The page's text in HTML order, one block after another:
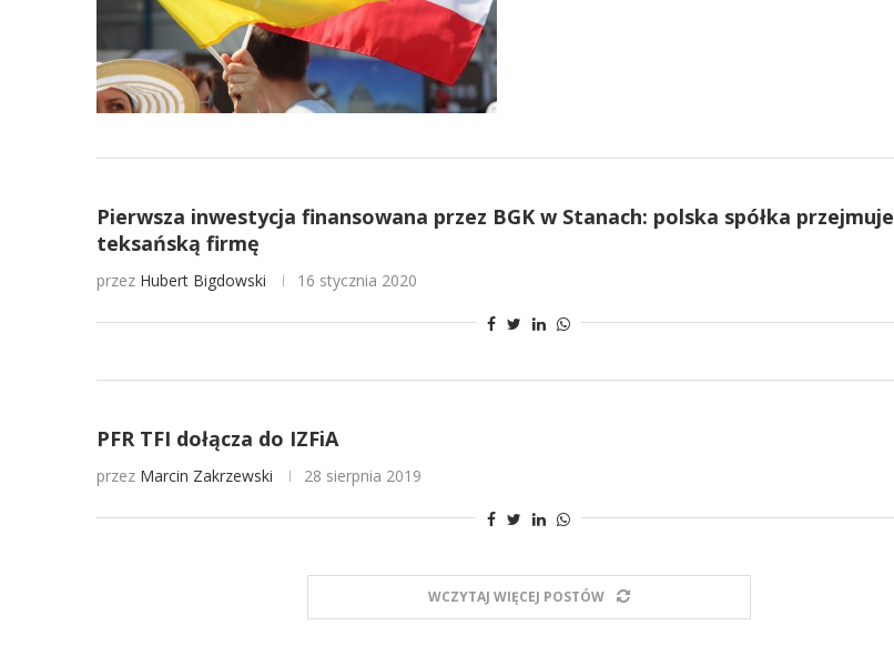
Pierwsza inwestycja finansowana przez BGK w Stanach: polska spółka przejmuje
teksańską firmę
przez Hubert Bigdowski 16 stycznia 2020
PFR TFI dołącza do IZFiA
przez Marcin Zakrzewski 28 sierpnia 2019
WCZYTAJ WIĘCEJ POSTÓW